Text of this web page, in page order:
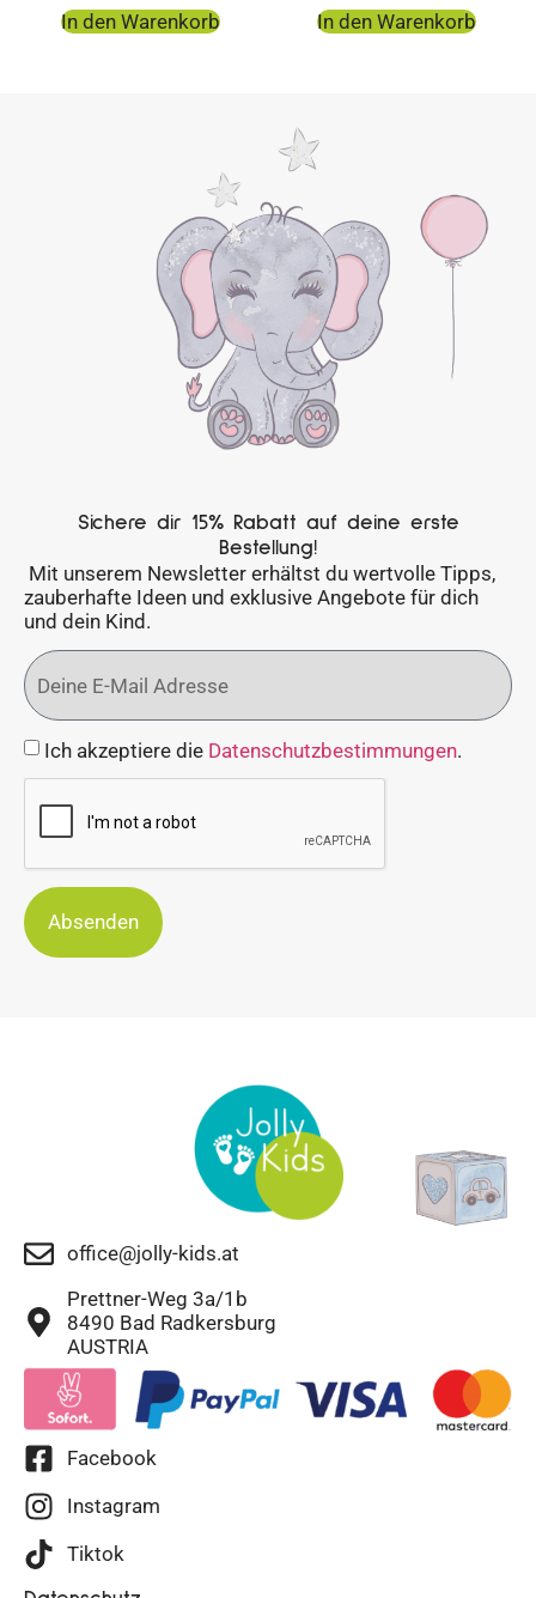
In den Warenkorb In den Warenkorb
Sichere dir 15% Rabatt auf deine erste
Bestellung!
Mit unserem Newsletter erhältst du wertvolle Tipps,
zauberhafte Ideen und exklusive Angebote für dich
und dein Kind.
Ich akzeptiere die Datenschutzbestimmungen.
Absenden
office@jolly-kids.at
Prettner-Weg 3a/1b
8490 Bad Radkersburg
AUSTRIA
Facebook
Instagram
Tiktok